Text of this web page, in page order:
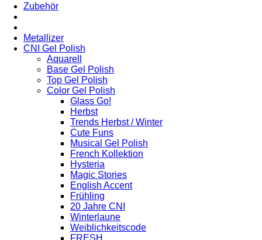
Zubehör
Metallizer
CNI Gel Polish
Aquarell
Base Gel Polish
Top Gel Polish
Color Gel Polish
Glass Go!
Herbst
Trends Herbst / Winter
Cute Funs
Musical Gel Polish
French Kollektion
Hysteria
Magic Stories
English Accent
Frühling
20 Jahre CNI
Winterlaune
Weiblichkeitscode
FRESH